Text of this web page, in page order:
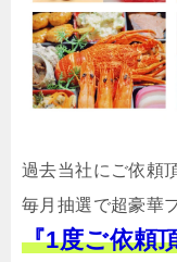
過去当社にご依頼
毎月抽選で超豪華
『1度ご依頼